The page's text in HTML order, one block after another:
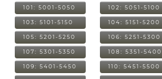
101: 5001-5050 102: 5051-5100
103: 5101-5150 104: 5151-5200
105: 5201-5250 106: 5251-5300
107: 5301-5350 108: 5351-5400
109: 5401-5450 110: 5451-5500